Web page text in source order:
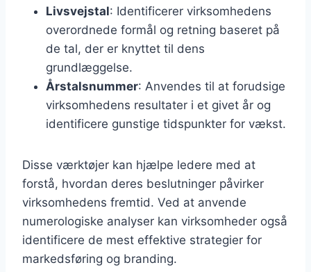
Livsvejstal: Identificerer virksomhedens
overordnede formål og retning baseret på
de tal, der er knyttet til dens
grundlæggelse.
Årstalsnummer: Anvendes til at forudsige
virksomhedens resultater i et givet år og
identificere gunstige tidspunkter for vækst.
Disse værktøjer kan hjælpe ledere med at
forstå, hvordan deres beslutninger påvirker
virksomhedens fremtid. Ved at anvende
numerologiske analyser kan virksomheder også
identificere de mest effektive strategier for
markedsføring og branding.